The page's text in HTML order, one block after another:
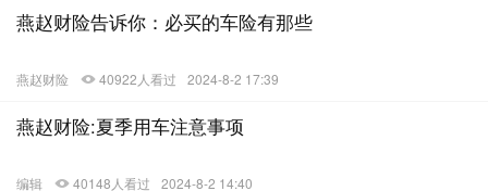
燕赵财险告诉你：必买的车险有那些
燕赵财险 40922人看过 2024-8-2 17:39
燕赵财险:夏季用车注意事项
编辑 40148人看过 2024-8-2 14:40